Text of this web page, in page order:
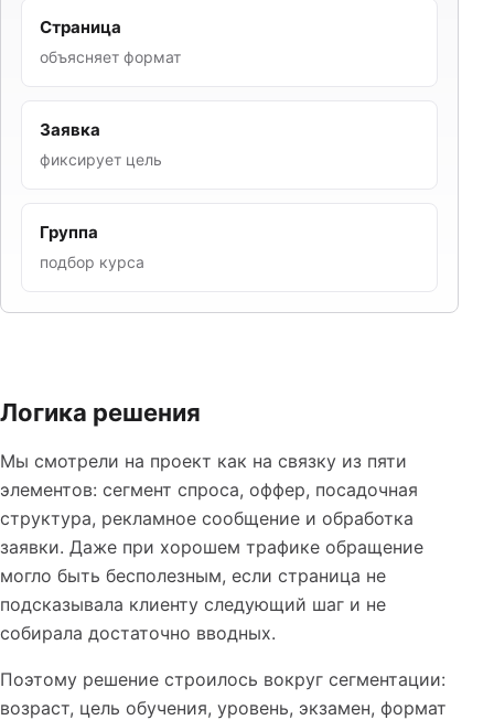
Страница
объясняет формат
Заявка
фиксирует цель
Группа
подбор курса
Логика решения
Мы смотрели на проект как на связку из пяти
элементов: сегмент спроса, оффер, посадочная
структура, рекламное сообщение и обработка
заявки. Даже при хорошем трафике обращение
могло быть бесполезным, если страница не
подсказывала клиенту следующий шаг и не
собирала достаточно вводных.
Поэтому решение строилось вокруг сегментации:
возраст, цель обучения, уровень, экзамен, формат